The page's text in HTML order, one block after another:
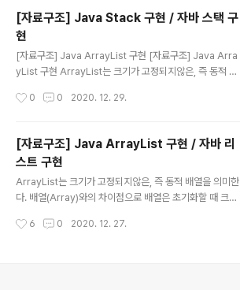
어 하나의 클래스를 만들고, 그 클래스로부터 각각의 문제
를 해결한다.' 즉, 클래스의 구현과 사용을 분리하여 만드는
것이 일반적이다. 만약 현대자동차를 만드는 클래스 하나,
기아자동차를 만드는 클래스 하나와 같이 같은 형태의 문
제를 각각의 클래스를 만들면 낭비이고 비효율을 초래한
Car{ String company; String name; int speed;..
[자료구조] Java Stack 구현 / 자바 스택 구
현
[자료구조] Java ArrayList 구현 [자료구조] Java Arra
yList 구현 ArrayList는 크기가 고정되지않은, 즉 동적 배
화할 때 크기를 지정해야 하지만, ArrayList는 그러지 않
yz 모든 데이터 및 알고리즘을 List 구조만 이용해서 최적
화된 프로그래밍을 할 수 있으면 얼마나좋을까? 안타깝게
도 그렇지 않기 때문에 세상에는 List를 제외한 많은 자료
구조가 존재한다. 이번에는 Stack과 관련된 구현을 할 예
정이다 Stack은 Last In First Out 구조를 갖는다. 이 LIF
된 초콜릿 통을 얘기..
0 0 2020. 12. 29.
[자료구조] Java ArrayList 구현 / 자바 리
스트 구현
ArrayList는 크기가 고정되지않은, 즉 동적 배열을 의미한
다. 배열(Array)와의 차이점으로 배열은 초기화할 때 크기
배열은 고정값의 크기를 가지게 되고, 이후에 크기를 늘리
6 0 2020. 12. 27.